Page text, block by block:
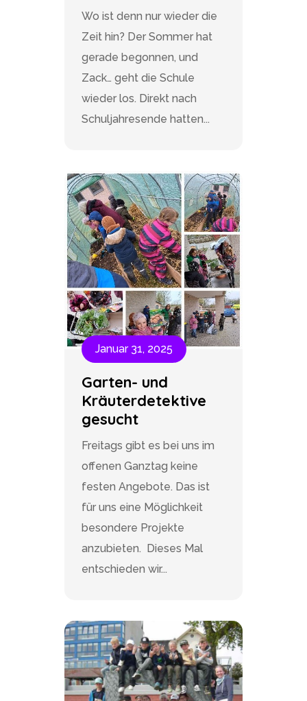
Wo ist denn nur wieder die
Zeit hin? Der Sommer hat
gerade begonnen, und
Zack… geht die Schule
wieder los. Direkt nach
Schuljahresende hatten...
Januar 31, 2025
Garten- und
Kräuterdetektive
gesucht
Freitags gibt es bei uns im
offenen Ganztag keine
festen Angebote. Das ist
für uns eine Möglichkeit
besondere Projekte
anzubieten. Dieses Mal
entschieden wir...